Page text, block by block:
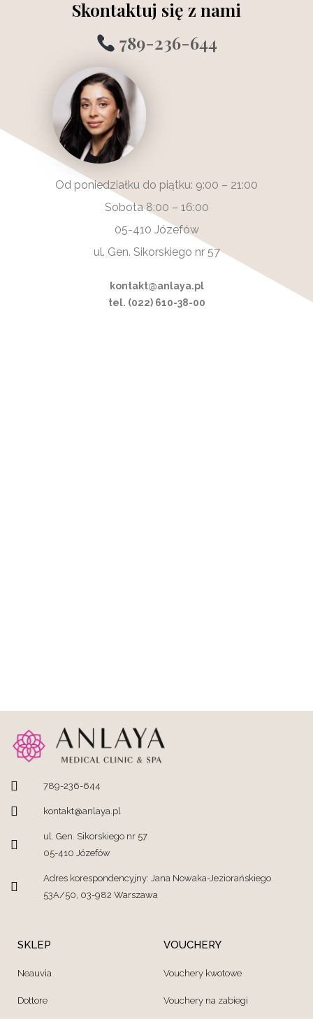
Skontaktuj się z nami
789-236-644
Od poniedziałku do piątku: 9:00 – 21:00
Sobota 8:00 – 16:00
05-410 Józefów
ul. Gen. Sikorskiego nr 57
kontakt@anlaya.pl
tel. (022) 610-38-00
789-236-644
kontakt@anlaya.pl
ul. Gen. Sikorskiego nr 57
05-410 Józefów
Adres korespondencyjny: Jana Nowaka-Jeziorańskiego
53A/50, 03-982 Warszawa
SKLEP
Neauvia
Dottore
VOUCHERY
Vouchery kwotowe
Vouchery na zabiegi